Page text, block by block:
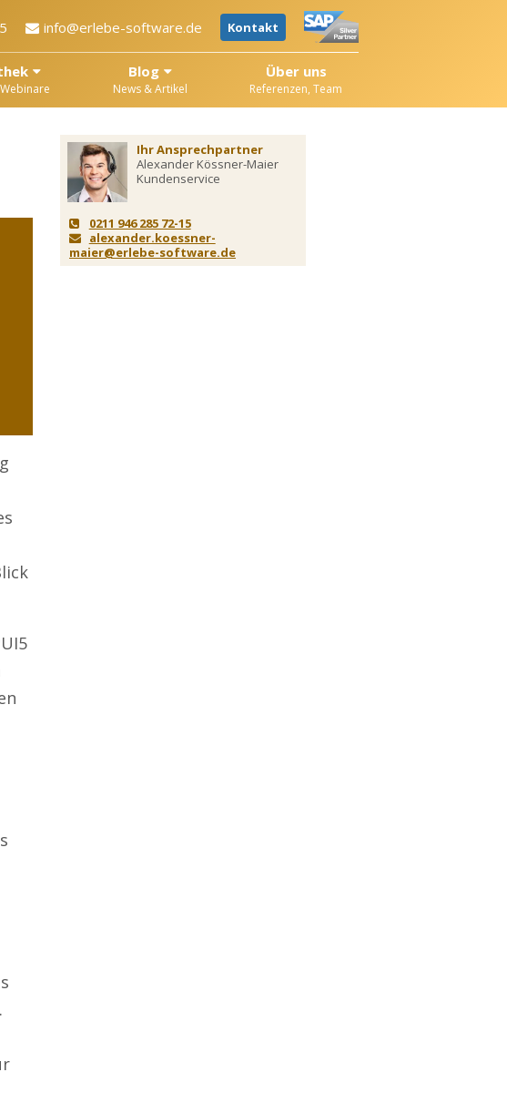
info@erlebe-software.de Kontakt
Blog
News & Artikel
Über uns
Referenzen, Team
Ihr Ansprechpartner
Alexander Kössner-Maier
Kundenservice
0211 946 285 72-15
alexander.koessner-
maier@erlebe-software.de